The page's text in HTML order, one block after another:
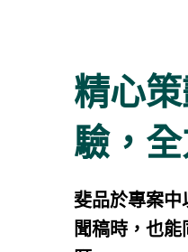
精心
驗，
斐品於專案中
聞稿時，也